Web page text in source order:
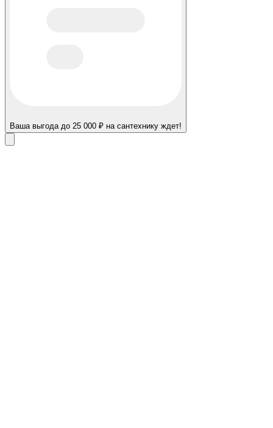
Ваша выгода до 25 000 ₽ на сантехнику ждет!